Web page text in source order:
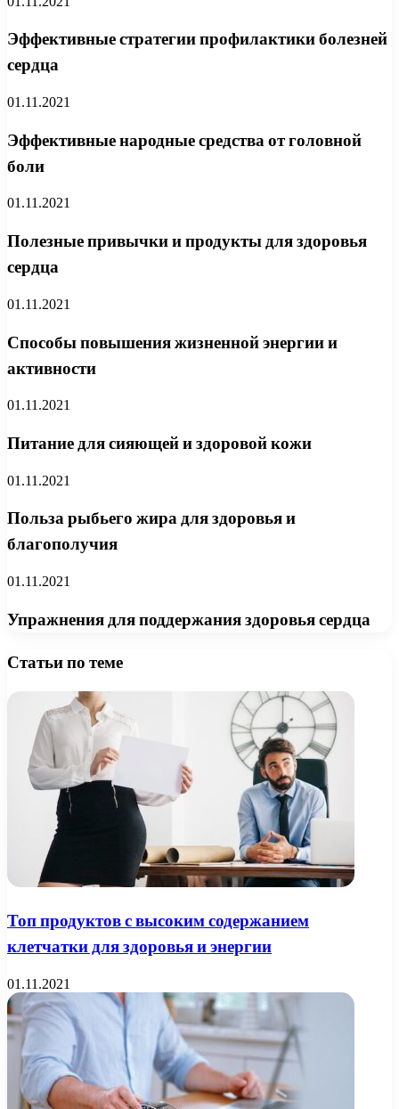
Эффективные стратегии профилактики болезней
сердца
01.11.2021
Эффективные народные средства от головной
боли
01.11.2021
Полезные привычки и продукты для здоровья
сердца
01.11.2021
Способы повышения жизненной энергии и
активности
01.11.2021
Питание для сияющей и здоровой кожи
01.11.2021
Польза рыбьего жира для здоровья и
благополучия
01.11.2021
Упражнения для поддержания здоровья сердца
Статьи по теме
Топ продуктов с высоким содержанием
клетчатки для здоровья и энергии
01.11.2021